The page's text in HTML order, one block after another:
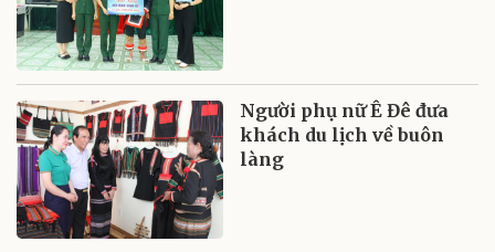
Người phụ nữ Ê Đê đưa
khách du lịch về buôn
làng